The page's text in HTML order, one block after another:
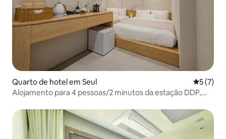
Quarto de hotel em Seul
5 (7)
Alojamento para 4 pessoas/2 minutos da estação DDP,
Com Elbe｜Alojamento boutique elegante em Seul